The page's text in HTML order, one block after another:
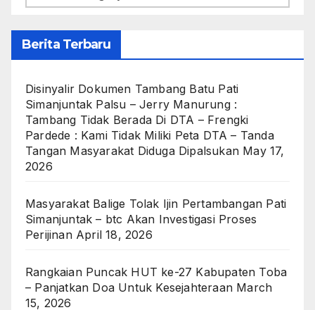
Berita Terbaru
Disinyalir Dokumen Tambang Batu Pati
Simanjuntak Palsu – Jerry Manurung :
Tambang Tidak Berada Di DTA – Frengki
Pardede : Kami Tidak Miliki Peta DTA – Tanda
Tangan Masyarakat Diduga Dipalsukan May 17,
2026
Masyarakat Balige Tolak Ijin Pertambangan Pati
Simanjuntak – btc Akan Investigasi Proses
Perijinan April 18, 2026
Rangkaian Puncak HUT ke-27 Kabupaten Toba
– Panjatkan Doa Untuk Kesejahteraan March
15, 2026